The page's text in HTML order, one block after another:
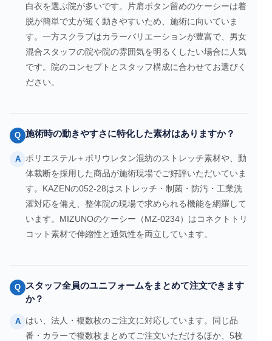
白衣を選ぶ院が多いです。片肩ボタン留めのケーシーは着
脱が簡単で丈が短く動きやすいため、施術に向いていま
す。一方スクラブはカラーバリエーションが豊富で、男女
混合スタッフの院や院の雰囲気を明るくしたい場合に人気
です。院のコンセプトとスタッフ構成に合わせてお選びく
ださい。
Q 施術時の動きやすさに特化した素材はありますか？
A
ポリエステル＋ポリウレタン混紡のストレッチ素材や、動
体裁断を採用した商品が施術現場でご好評いただいていま
す。KAZENの052-28はストレッチ・制菌・防汚・工業洗
濯対応を備え、整体院の現場で求められる機能を網羅して
います。MIZUNOのケーシー（MZ-0234）はコネクトトリ
コット素材で伸縮性と通気性を両立しています。
Q
スタッフ全員のユニフォームをまとめて注文できます
か？
A
はい、法人・複数枚のご注文に対応しています。同じ品
番・カラーで複数枚まとめてご注文いただけるほか、5枚